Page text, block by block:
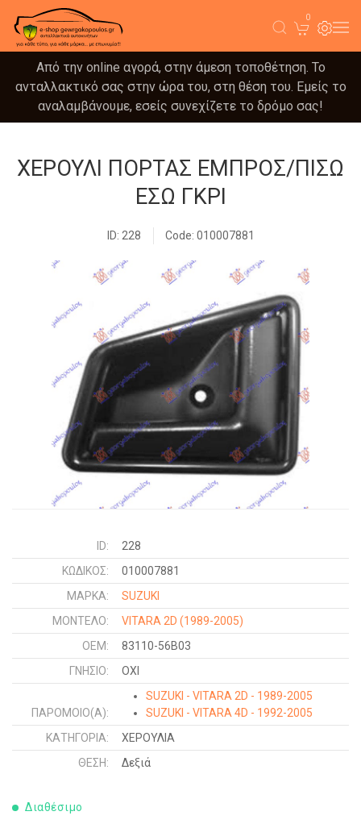
0
Από την online αγορά, στην άμεση τοποθέτηση. Το
ανταλλακτικό σας στην ώρα του, στη θέση του. Εμείς το
αναλαμβάνουμε, εσείς συνεχίζετε το δρόμο σας!
ΧΕΡΟΥΛΙ ΠΟΡΤΑΣ ΕΜΠΡΟΣ/ΠΙΣΩ
ΕΣΩ ΓΚΡΙ
ID: 228 Code: 010007881
ID:
228
ΚΩΔΙΚΌΣ:
010007881
ΜΑΡΚΑ:
SUZUKI
ΜΟΝΤΕΛΟ:
VITARA 2D (1989-2005)
OEM:
83110-56B03
ΓΝΉΣΙΟ:
ΟΧΙ
ΠΑΡΌΜΟΙΟ(Α):
SUZUKI - VITARA 2D - 1989-2005
SUZUKI - VITARA 4D - 1992-2005
ΚΑΤΗΓΟΡΊΑ:
ΧΕΡΟΥΛΙΑ
ΘΈΣΗ:
Δεξιά
Διαθέσιμο